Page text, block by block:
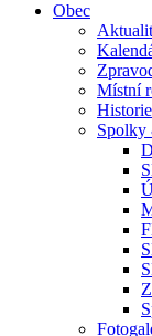
Obec
Místní
Spolky